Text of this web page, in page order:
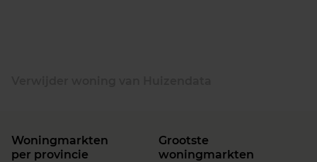
Woningmarkten
per provincie
Grootste
woningmarkten